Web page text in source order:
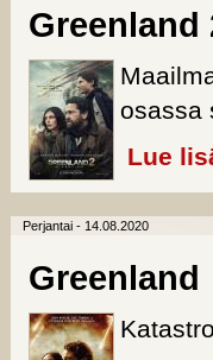
osassa
Lue
Perjantai - 14.08.2020
Greenland